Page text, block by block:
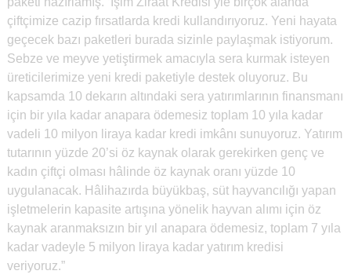
çiftçimize cazip fırsatlarda kredi kullandırıyoruz. Yeni hayata
geçecek bazı paketleri burada sizinle paylaşmak istiyorum.
Sebze ve meyve yetiştirmek amacıyla sera kurmak isteyen
üreticilerimize yeni kredi paketiyle destek oluyoruz. Bu
kapsamda 10 dekarın altındaki sera yatırımlarının finansmanı
için bir yıla kadar anapara ödemesiz toplam 10 yıla kadar
vadeli 10 milyon liraya kadar kredi imkânı sunuyoruz. Yatırım
tutarının yüzde 20’si öz kaynak olarak gerekirken genç ve
kadın çiftçi olması hâlinde öz kaynak oranı yüzde 10
uygulanacak. Hâlihazırda büyükbaş, süt hayvancılığı yapan
işletmelerin kapasite artışına yönelik hayvan alımı için öz
kaynak aranmaksızın bir yıl anapara ödemesiz, toplam 7 yıla
kadar vadeyle 5 milyon liraya kadar yatırım kredisi
veriyoruz.”